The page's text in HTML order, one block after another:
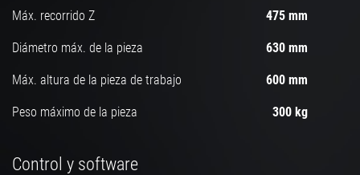
Máx. recorrido Z 475 mm
Diámetro máx. de la pieza 630 mm
Máx. altura de la pieza de trabajo 600 mm
Peso máximo de la pieza 300 kg
Control y software